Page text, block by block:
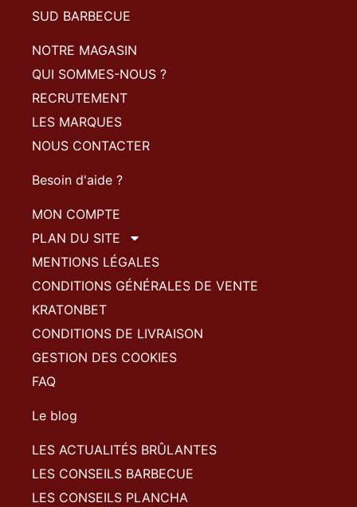
SUD BARBECUE
NOTRE MAGASIN
QUI SOMMES-NOUS ?
RECRUTEMENT
LES MARQUES
NOUS CONTACTER
Besoin d'aide ?
MON COMPTE
PLAN DU SITE
MENTIONS LÉGALES
CONDITIONS GÉNÉRALES DE VENTE
KRATONBET
CONDITIONS DE LIVRAISON
GESTION DES COOKIES
FAQ
Le blog
LES ACTUALITÉS BRÛLANTES
LES CONSEILS BARBECUE
LES CONSEILS PLANCHA